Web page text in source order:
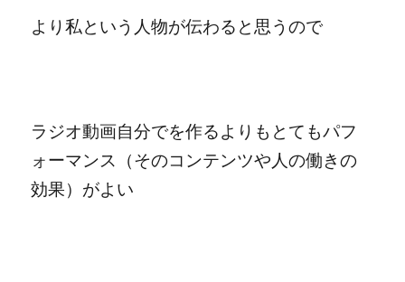
より私という人物が伝わると思うので
ラジオ動画自分でを作るよりも とてもパフ
ォーマンス（そのコンテンツや人の働きの
効果）がよい